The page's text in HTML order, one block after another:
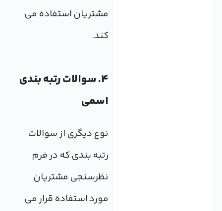
مشتریان استفاده می
کند.
4. سوالات رتبه بندی
اسمی
نوع دیگری از سوالات
رتبه بندی که در فرم
نظرسنجی مشتریان
مورد استفاده قرار می